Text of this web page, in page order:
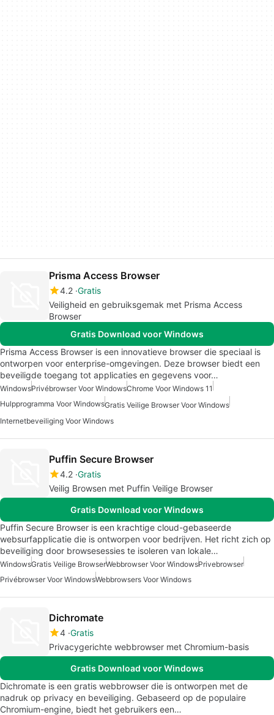
Prisma Access Browser
4.2 Gratis
Veiligheid en gebruiksgemak met Prisma Access
Browser
Gratis Download voor Windows
Prisma Access Browser is een innovatieve browser die speciaal is
ontworpen voor enterprise-omgevingen. Deze browser biedt een
beveiligde toegang tot applicaties en gegevens voor…
WindowsPrivébrowser Voor WindowsChrome Voor Windows 11
Hulpprogramma Voor WindowsGratis Veilige Browser Voor Windows
Internetbeveiliging Voor Windows
Puffin Secure Browser
4.2 Gratis
Veilig Browsen met Puffin Veilige Browser
Gratis Download voor Windows
Puffin Secure Browser is een krachtige cloud-gebaseerde
websurfapplicatie die is ontworpen voor bedrijven. Het richt zich op
beveiliging door browsesessies te isoleren van lokale…
WindowsGratis Veilige BrowserWebbrowser Voor WindowsPrivebrowser
Privébrowser Voor WindowsWebbrowsers Voor Windows
Dichromate
4 Gratis
Privacygerichte webbrowser met Chromium-basis
Gratis Download voor Windows
Dichromate is een gratis webbrowser die is ontworpen met de
nadruk op privacy en beveiliging. Gebaseerd op de populaire
Chromium-engine, biedt het gebruikers een…